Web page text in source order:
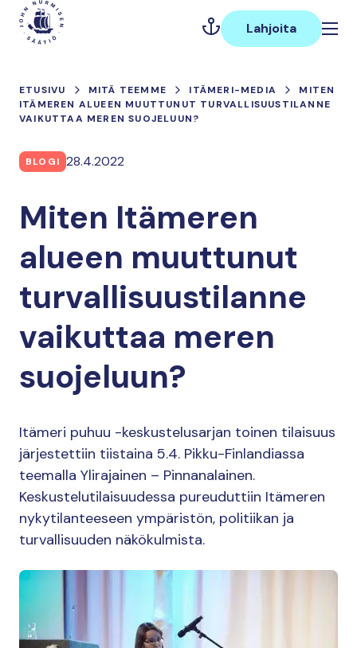
Hyppää
sisältöön
Päävalikko
Lahjoita
ETUSIVU MITÄ TEEMME ITÄMERI-MEDIA
MITEN
ITÄMEREN ALUEEN MUUTTUNUT TURVALLISUUSTILANNE
VAIKUTTAA MEREN SUOJELUUN?
BLOGI 28.4.2022
Miten Itämeren
alueen muuttunut
turvallisuustilanne
vaikuttaa meren
suojeluun?
Itämeri puhuu -keskustelusarjan toinen tilaisuus
järjestettiin tiistaina 5.4. Pikku-Finlandiassa
teemalla Ylirajainen – Pinnanalainen.
Keskustelutilaisuudessa pureuduttiin Itämeren
nykytilanteeseen ympäristön, politiikan ja
turvallisuuden näkökulmista.